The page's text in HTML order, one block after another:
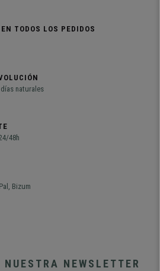
TODOS LOS PEDIDOS
naturales
48h
Bizum
NEWSLETTER